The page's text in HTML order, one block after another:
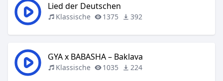
Lied der Deutschen
Klassische 1375 392
GYA x BABASHA – Baklava
Klassische 1035 224